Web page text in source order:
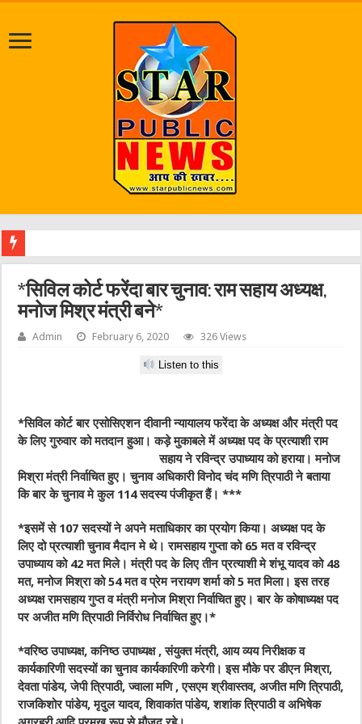
*सिविल कोर्ट फरेंदा बार चुनाव: राम सहाय अध्यक्ष,
मनोज मिश्र मंत्री बने*
Admin February 6, 2020 326 Views
Listen to this
*सिविल कोर्ट बार एसोसिएशन दीवानी न्यायालय फरेंदा के अध्यक्ष और मंत्री पद
के लिए गुरुवार को मतदान हुआ। कड़े मुकाबले में अध्यक्ष पद के प्रत्याशी राम
सहायने रविन्द्र उपाध्याय को हराया। मनोज
मिश्रा मंत्री निर्वाचित हुए। चुनाव अधिकारी विनोद चंद मणि त्रिपाठी ने बताया
कि बार के चुनाव मे कुल 114 सदस्य पंजीकृत हैं। ***
*इसमें से 107 सदस्यों ने अपने मताधिकार का प्रयोग किया। अध्यक्ष पद के
लिए दो प्रत्याशी चुनाव मैदान मे थे। रामसहाय गुप्ता को 65 मत व रविन्द्र
उपाध्याय को 42 मत मिले। मंत्री पद के लिए तीन प्रत्याशी मे शंभू यादव को 48
मत, मनोज मिश्रा को 54 मत व प्रेम नरायण शर्मा को 5 मत मिला। इस तरह
अध्यक्ष रामसहाय गुप्त व मंत्री मनोज मिश्रा निर्वाचित हुए। बार के कोषाध्यक्ष पद
पर अजीत मणि त्रिपाठी निर्विरोध निर्वाचित हुए।*
*वरिष्ठ उपाध्यक्ष, कनिष्ठ उपाध्यक्ष , संयुक्त मंत्री, आय व्यय निरीक्षक व
कार्यकारिणी सदस्यों का चुनाव कार्यकारिणी करेगी। इस मौके पर डीएन मिश्रा,
देवता पांडेय, जेपी त्रिपाठी, ज्वाला मणि , एसएम श्रीवास्तव, अजीत मणि त्रिपाठी,
राजकिशोर पांडेय, मृदुल यादव, शिवाकांत पांडेय, शशांक त्रिपाठी व अभिषेक